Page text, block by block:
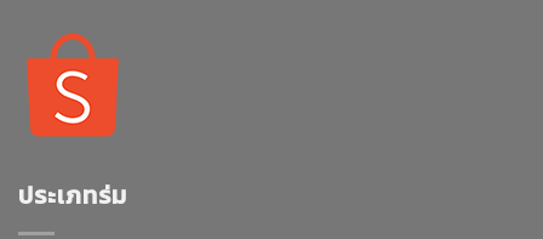
ประเภทร่ม